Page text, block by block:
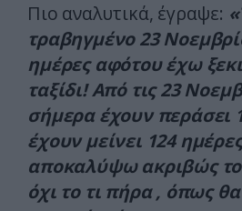
Πιο αναλυτικά, έγραψε:
τραβηγμένο 23
ημέρες αφότου έχω
ταξίδι! Από τις 23
σήμερα έχουν περάσει
έχουν μείνει 124
αποκαλύψω ακριβώς το
όχι το τι πήρα , όπως